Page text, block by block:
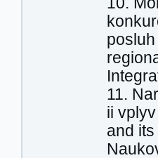
11.
ii
and